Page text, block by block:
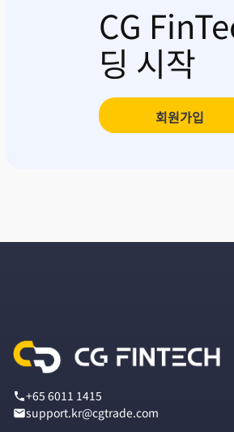
CG
딩 시작
회원가입
+65 6011 1415
support.kr@cgtrade.com